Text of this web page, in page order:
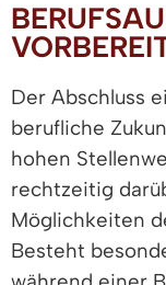
Der Abschluss
berufliche
hohen
rechtzeitig
Möglichkeiten
Besteht